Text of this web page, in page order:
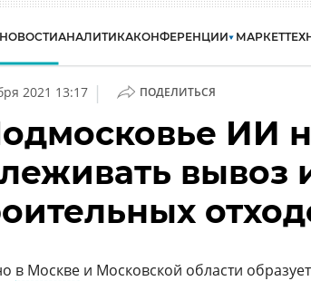
НОВОСТИАНАЛИТИКАКОНФЕРЕНЦИИ МАРКЕТ
2021 13:17 | ПОДЕЛИТЬСЯ
ИИ
вывоз
в Москве и Московской области